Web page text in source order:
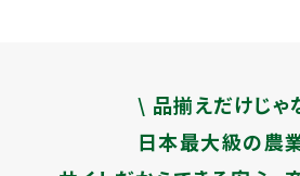
\ 品揃えだけじゃ
日本最大級の農